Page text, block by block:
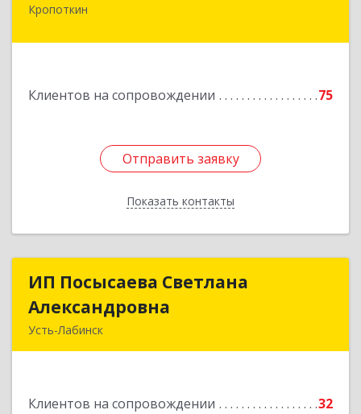
Кропоткин
Клиентов на сопровождении 75
Отправить заявку
Показать контакты
352395, Краснодарский край, Кавказский р-н,
Отправить заявку
Назад
ИП Посысаева Светлана
Александровна
Усть-Лабинск
Клиентов на сопровождении 32
ИП Посысаева Светлана
Подробнее